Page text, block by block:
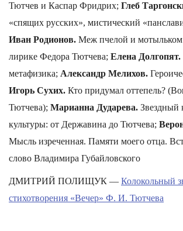
Тютчев и Каспар Фридрих; Глеб
«спящих русских», мистический
Иван Родионов. Меж пчелой и
лирике Федора Тютчева; Елена Долгопят.
метафизика; Александр Мелихов.
Игорь Сухих. Кто придумал оттепель?
Тютчева); Марианна Дударева. Звездный
культуры: от Державина до Тютчева;
Мысль изреченная. Памяти моего отца.
слово Владимира Губайловского
ДМИТРИЙ ПОЛИЩУК — Колокольный
стихотворения «Вечер» Ф. И. Тютчева